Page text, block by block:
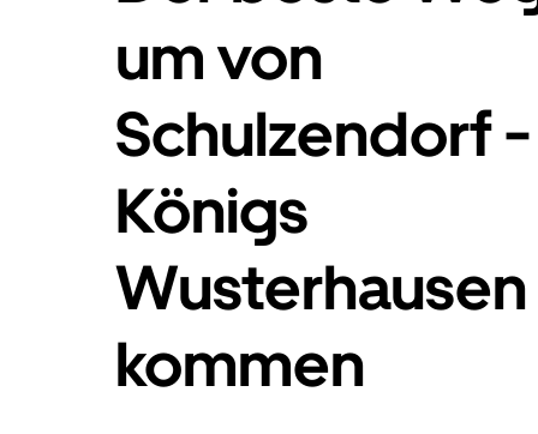
um von
Schulzendorf -
Königs
Wusterhausen
kommen